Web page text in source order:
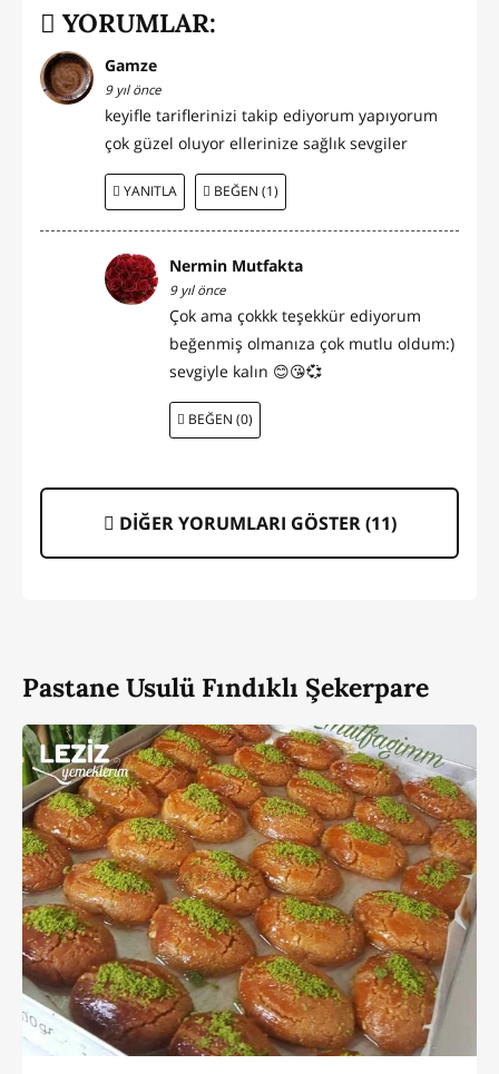
YORUMLAR:
Gamze
9 yıl önce
keyifle tariflerinizi takip ediyorum yapıyorum
çok güzel oluyor ellerinize sağlık sevgiler
YANITLA BEĞEN (1)
Nermin Mutfakta
9 yıl önce
Çok ama çokkk teşekkür ediyorum
beğenmiş olmanıza çok mutlu oldum:)
sevgiyle kalın 😊😘💞
BEĞEN (0)
DİĞER YORUMLARI GÖSTER (11)
Pastane Usulü Fındıklı Şekerpare